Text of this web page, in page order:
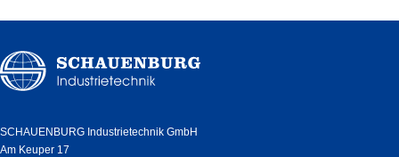
SCHAUENBURG Industrietechnik GmbH
Am Keuper 17